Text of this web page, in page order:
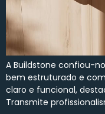
A Buildstone confiou-
bem estruturado e
claro e funcional,
Transmite